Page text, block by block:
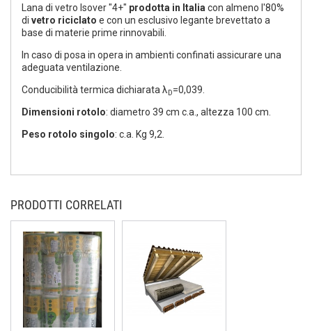
Lana di vetro Isover "4+" prodotta in Italia con almeno l'80%
di vetro riciclato e con un esclusivo legante brevettato a
base di materie prime rinnovabili.
In caso di posa in opera in ambienti confinati assicurare una
adeguata ventilazione.
Conducibilità termica dichiarata λD=0,039.
Dimensioni rotolo: diametro 39 cm c.a., altezza 100 cm.
Peso rotolo singolo: c.a. Kg 9,2.
PRODOTTI CORRELATI